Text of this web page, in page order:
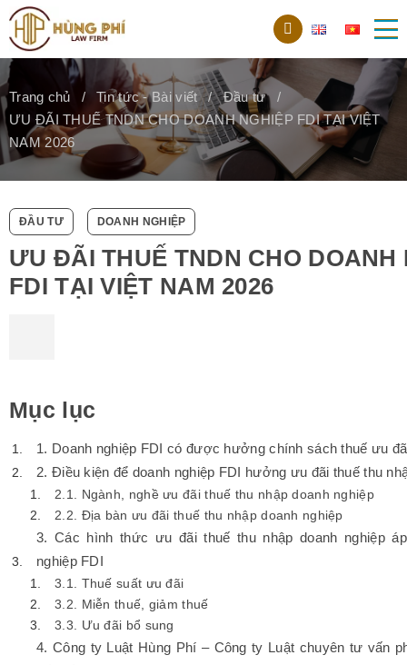
Trang chủ Tin tức - Bài viết
Đầu tư
ƯU ĐÃI THUẾ TNDN CHO DOANH NGHIỆP FDI TẠI VIỆT
NAM 2026
ĐẦU TƯ DOANH NGHIỆP
ƯU ĐÃI THUẾ TNDN CHO DOANH
FDI TẠI VIỆT NAM 2026
Mục lục
1. Doanh nghiệp FDI có được hưởng chính sách thuế ưu
2. Điều kiện để doanh nghiệp FDI hưởng ưu đãi thuế thu
2.1. Ngành, nghề ưu đãi thuế thu nhập doanh nghiệp
2.2. Địa bàn ưu đãi thuế thu nhập doanh nghiệp
3. Các hình thức ưu đãi thuế thu nhập doanh nghiệp
nghiệp FDI
3.1. Thuế suất ưu đãi
3.2. Miễn thuế, giảm thuế
3.3. Ưu đãi bổ sung
4. Công ty Luật Hùng Phí – Công ty Luật chuyên tư vấn